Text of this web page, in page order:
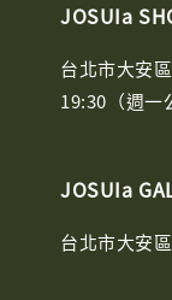
JOSUIa
台北市大安
19:30（週一
JOSUIa
台北市大安